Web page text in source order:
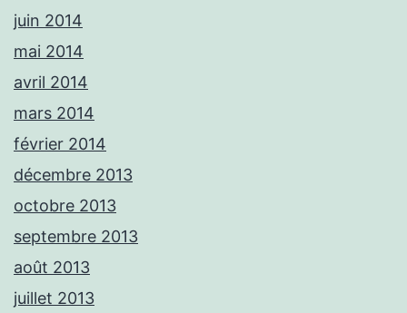
juin 2014
mai 2014
avril 2014
mars 2014
février 2014
décembre 2013
octobre 2013
septembre 2013
août 2013
juillet 2013